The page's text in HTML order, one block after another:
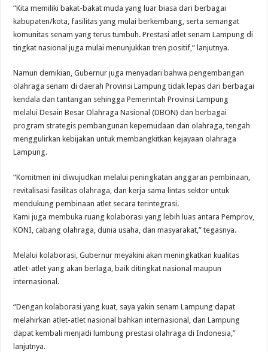
“Kita memiliki bakat-bakat muda yang luar biasa dari berbagai
kabupaten/kota, fasilitas yang mulai berkembang, serta semangat
komunitas senam yang terus tumbuh. Prestasi atlet senam Lampung di
tingkat nasional juga mulai menunjukkan tren positif,” lanjutnya.
Namun demikian, Gubernur juga menyadari bahwa pengembangan
olahraga senam di daerah Provinsi Lampung tidak lepas dari berbagai
kendala dan tantangan sehingga Pemerintah Provinsi Lampung
melalui Desain Besar Olahraga Nasional (DBON) dan berbagai
program strategis pembangunan kepemudaan dan olahraga, tengah
menggulirkan kebijakan untuk membangkitkan kejayaan olahraga
Lampung.
“Komitmen ini diwujudkan melalui peningkatan anggaran pembinaan,
revitalisasi fasilitas olahraga, dan kerja sama lintas sektor untuk
mendukung pembinaan atlet secara terintegrasi.
Kami juga membuka ruang kolaborasi yang lebih luas antara Pemprov,
KONI, cabang olahraga, dunia usaha, dan masyarakat,” tegasnya.
Melalui kolaborasi, Gubernur meyakini akan meningkatkan kualitas
atlet-atlet yang akan berlaga, baik ditingkat nasional maupun
internasional.
“Dengan kolaborasi yang kuat, saya yakin senam Lampung dapat
melahirkan atlet-atlet nasional bahkan internasional, dan Lampung
dapat kembali menjadi lumbung prestasi olahraga di Indonesia,”
lanjutnya.